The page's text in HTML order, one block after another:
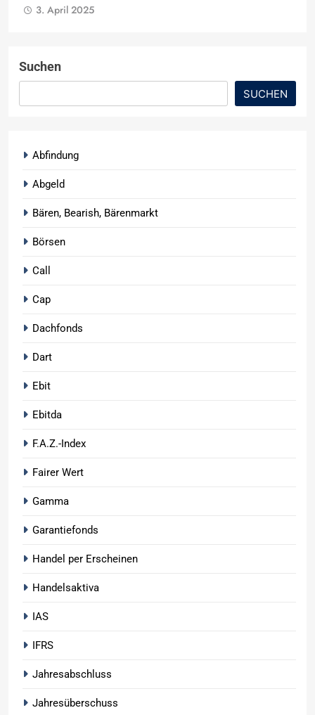
3. April 2025
Suchen
SUCHEN
Abfindung
Abgeld
Bären, Bearish, Bärenmarkt
Börsen
Call
Cap
Dachfonds
Dart
Ebit
Ebitda
F.A.Z.-Index
Fairer Wert
Gamma
Garantiefonds
Handel per Erscheinen
Handelsaktiva
IAS
IFRS
Jahresabschluss
Jahresüberschuss